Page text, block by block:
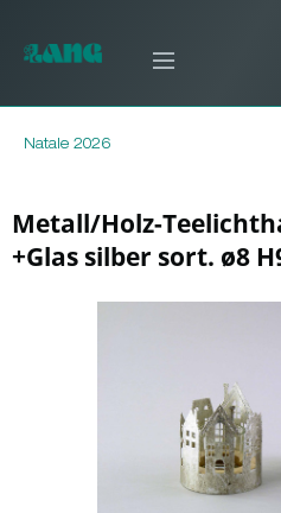
Natale 2026
Metall/Holz-
+Glas silber sort. ø8